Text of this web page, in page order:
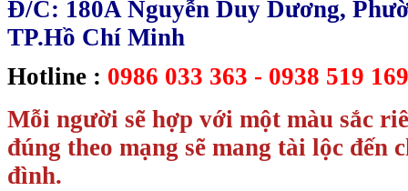
Đ/C: 180A Nguyễn Duy Dương,
TP.Hồ Chí Minh
Hotline : 0986 033 363 - 0938 519
Mỗi người sẽ hợp với một màu sắc
đúng theo mạng sẽ mang tài lộc đến
đình.